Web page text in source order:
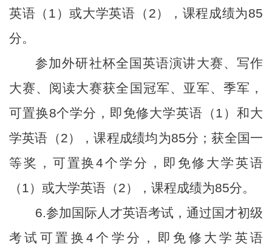
英语（1）或大学英语（2），课程成绩为85
分。
参加外研社杯全国英语演讲大赛、写作
大赛、阅读大赛获全国冠军、亚军、季军，
可置换8个学分，即免修大学英语（1）和大
学英语（2），课程成绩均为85分；获全国一
等奖，可置换4个学分，即免修大学英语
（1）或大学英语（2），课程成绩为85分。
6.参加国际人才英语考试，通过国才初级
考试可置换4个学分，即免修大学英语